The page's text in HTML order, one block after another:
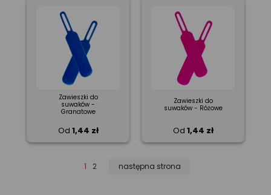
Zawieszki do
suwaków -
Granatowe
Od 1,44 zł
Zawieszki do
suwaków - Różowe
Od 1,44 zł
1 2 następna strona